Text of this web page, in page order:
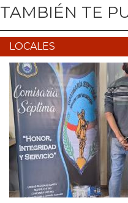
TAMBIÉN TE
LOCALES